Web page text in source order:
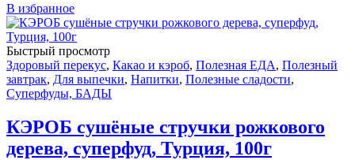
В избранное
Быстрый просмотр
Здоровый перекус, Какао и кэроб, Полезная ЕДА, Полезный
завтрак, Для выпечки, Напитки, Полезные сладости,
Суперфуды, БАДЫ
КЭРОБ сушёные стручки рожкового
дерева, суперфуд, Турция, 100г